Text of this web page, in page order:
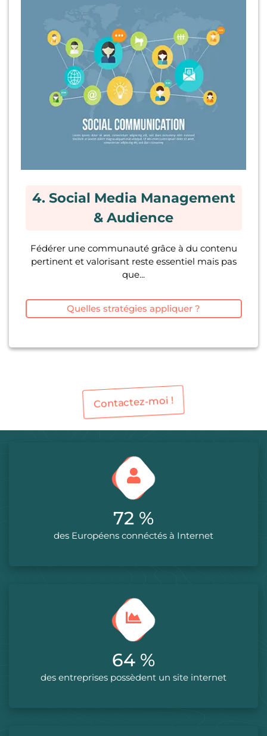
4. Social Media Management
& Audience
Quelles stratégies appliquer ?
Fédérer une communauté grâce à du contenu
pertinent et valorisant reste essentiel mais pas
que...
Contactez-moi !
84 %
des Européens connéctés à Internet
75 %
des entreprises possèdent un site internet